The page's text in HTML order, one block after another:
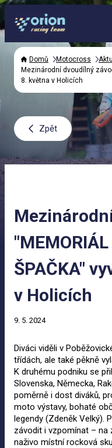
Domů Motocross
Mezinárodní dvoudílný
8. května v Holicích
Zpět
ŠPAČKA"
v Holicích
9. 5. 2024
Diváci viděli v
třídách, ale také pěkně
K druhému podniku se
Slovenska, Německa,
poměrně i dost diváků,
moto výstavy, bohaté
legendy (Zdeněk Velký).
závodit i vzpomínat – na
naživo místní rocková